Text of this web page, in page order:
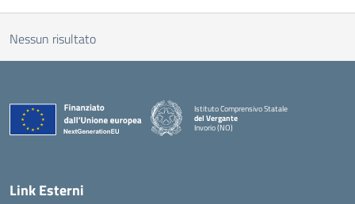
Nessun risultato
Istituto Comprensivo Statale
del Vergante
Invorio (NO)
Link Esterni